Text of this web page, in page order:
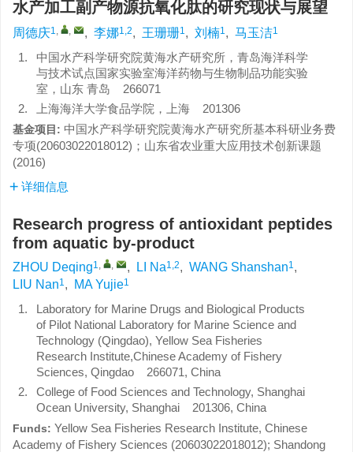
水产加工副产物源抗氧化肽的研究现状与展望
周德庆1, , , 李娜1,2, 王珊珊1, 刘楠1, 马玉洁1
1.
中国水产科学研究院黄海水产研究所，青岛海洋科学
与技术试点国家实验室海洋药物与生物制品功能实验
室，山东 青岛 266071
2.
上海海洋大学食品学院，上海 201306
基金项目: 中国水产科学研究院黄海水产研究所基本科研业务费
专项(20603022018012)；山东省农业重大应用技术创新课题
(2016)
详细信息
Research progress of antioxidant peptides
from aquatic by-product
ZHOU Deqing1, , , LI Na1,2, WANG Shanshan1,
LIU Nan1, MA Yujie1
1.
Laboratory for Marine Drugs and Biological Products
of Pilot National Laboratory for Marine Science and
Technology (Qingdao), Yellow Sea Fisheries
Research Institute,Chinese Academy of Fishery
Sciences, Qingdao 266071, China
2.
College of Food Sciences and Technology, Shanghai
Ocean University, Shanghai 201306, China
Funds: Yellow Sea Fisheries Research Institute, Chinese
Academy of Fishery Sciences (20603022018012); Shandong